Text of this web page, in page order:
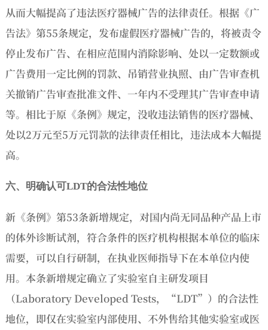
从而大幅提高了违法医疗器械广告的法律责任。根据《广
告法》第55条规定，发布虚假医疗器械广告的，将被责令
停止发布广告、在相应范围内消除影响、处以一定数额或
广告费用一定比例的罚款、吊销营业执照、由广告审查机
关撤销广告审查批准文件、一年内不受理其广告审查申请
等。相比于原《条例》规定，没收违法销售的医疗器械、
处以2万元至5万元罚款的法律责任相比，违法成本大幅提
高。
六、明确认可LDT的合法性地位
新《条例》第53条新增规定，对国内尚无同品种产品上市
的体外诊断试剂，符合条件的医疗机构根据本单位的临床
需要，可以自行研制，在执业医师指导下在本单位内使
用。本条新增规定确立了实验室自主研发项目
（Laboratory Developed Tests，“LDT”）的合法性
地位，即仅在实验室内部使用、不外售给其他实验室或医